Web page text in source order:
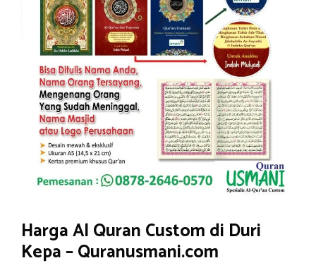
Harga Al Quran Custom di Duri
Kepa – Quranusmani.com